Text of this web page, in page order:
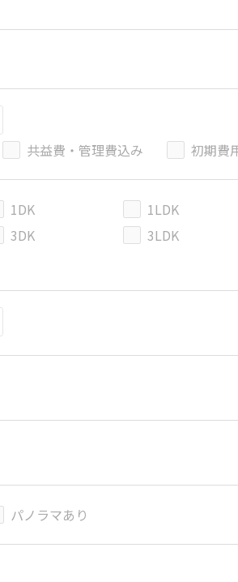
共益費・管理費込み 初期費
1DK 1LDK
3DK 3LDK
パノラマあり